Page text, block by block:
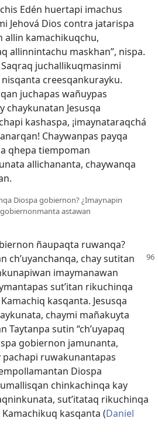
Edén huertapi imachus
Jehová Dios contra jatarispa
allin kamachikuqchu,
allinnintachu maskhan”, nispa.
juchallikuqmasinmi
creesqankurayku.
juchapas wañuypas
chaykunatan Jesusqa
kashaspa, ¡imaynataraqchá
Chaywanpas payqa
qhepa tiempoman
allichananta, chaywanqa
Diospa gobiernon? ¿Imaynapin
astawan
ñaupaqta ruwanqa?
ch’uyanchanqa, chay sutitan
imaymanawan
sut’itan rikuchinqa
kasqanta. Jesusqa
chaymi mañakuyta
Taytanpa sutin “ch’uyapaq
gobiernon jamunanta,
ruwakunantapas
Diospa
chinkachinqa kay
sut’itataq rikuchinqa
kasqanta (Daniel